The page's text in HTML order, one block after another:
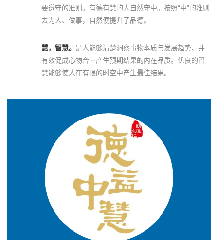
要遵守的准则。有德有慧的人自然守中。按照“中”的准则
去为人、做事，自然便提升了品德。
慧，智慧。 是人能够清楚洞察事物本质与发展趋势、并
有效促成心物合一产生预期结果的内在品质。优良的智
慧能够使人在有限的时空中产生最佳结果。